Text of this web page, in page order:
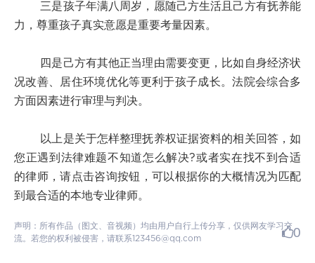
三是孩子年满八周岁，愿随己方生活且己方有抚养能
力，尊重孩子真实意愿是重要考量因素。
四是己方有其他正当理由需要变更，比如自身经济状
况改善、居住环境优化等更利于孩子成长。法院会综合多
方面因素进行审理与判决。
以上是关于怎样整理抚养权证据资料的相关回答，如
您正遇到法律难题不知道怎么解决?或者实在找不到合适
的律师，请点击咨询按钮，可以根据你的大概情况为匹配
到最合适的本地专业律师。
声明：所有作品（图文、音视频）均由用户自行上传分享，仅供网友学习交
流。若您的权利被侵害，请联系123456@qq.com
0